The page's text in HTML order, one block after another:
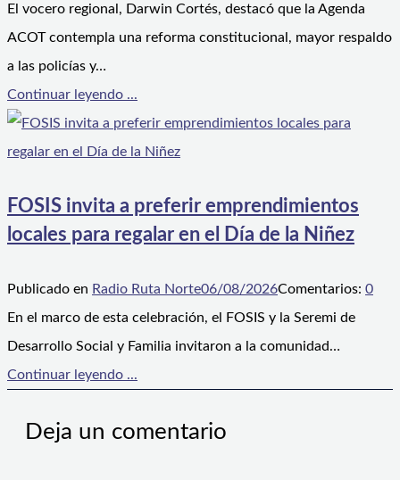
El vocero regional, Darwin Cortés, destacó que la Agenda
ACOT contempla una reforma constitucional, mayor respaldo
a las policías y…
Continuar leyendo ...
FOSIS invita a preferir emprendimientos
locales para regalar en el Día de la Niñez
Publicado en Radio Ruta Norte06/08/2026Comentarios: 0
En el marco de esta celebración, el FOSIS y la Seremi de
Desarrollo Social y Familia invitaron a la comunidad…
Continuar leyendo ...
Deja un comentario